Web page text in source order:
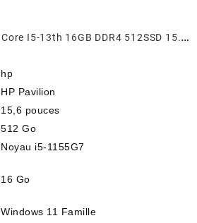
H
P PAVILLION EG3053 Core I5-13th 16GB DDR4 512SSD 15.6'' Touch Screen (sans TVA)
hp
HP Pavilion
15,6 pouces
512 Go
Noyau i5-1155G7
16 Go
Windows 11 Famille